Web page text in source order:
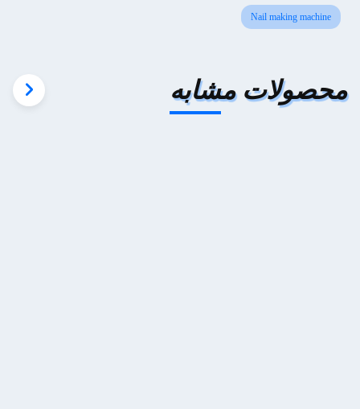
Nail making machine
محصولات مشابه